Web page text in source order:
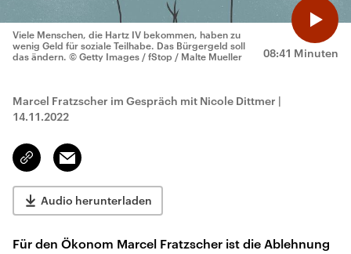
08:41 Minuten
Viele Menschen, die Hartz IV bekommen, haben zu
wenig Geld für soziale Teilhabe. Das Bürgergeld soll
das ändern. © Getty Images / fStop / Malte Mueller
Marcel Fratzscher im Gespräch mit Nicole Dittmer |
14.11.2022
Link
kopieren/teilen
Email
Audio herunterladen
Für den Ökonom Marcel Fratzscher ist die Ablehnung